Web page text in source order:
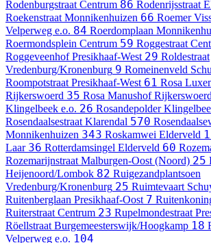
Rodenburgstraat Centrum 86 Rodenrijsstraat
Roekenstraat Monnikenhuizen 66 Roemer
Velperweg e.o. 84 Roerdomplaan
Roermondsplein Centrum 59 Roggestraat
Roggeveenhof Presikhaaf-West 29 Roldestraat
Vredenburg/Kronenburg 9 Romeinenveld
Roompotstraat Presikhaaf-West 61 Rosa
Rijkerswoerd 35 Rosa Manushof
Klingelbeek e.o. 26 Rosandepolder
Rosendaalsestraat Klarendal 570
Monnikenhuizen 343 Roskamwei Elderveld 1
Laar 36 Rotterdamsingel Elderveld 60
Rozemarijnstraat Malburgen-Oost (Noord) 25
Heijenoord/Lombok 82 Ruigezandplantsoen
Vredenburg/Kronenburg 25 Ruimtevaart
Ruitenberglaan Presikhaaf-Oost 7
Ruiterstraat Centrum 23 Rupelmondestraat
Röellstraat Burgemeesterswijk/Hoogkamp 18
Velperweg e.o. 104